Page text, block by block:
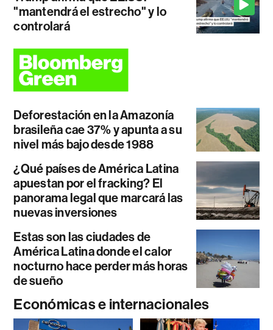
"mantendrá el estrecho" y lo
controlará
Deforestación en la Amazonía
brasileña cae 37% y apunta a su
nivel más bajo desde 1988
¿Qué países de América Latina
apuestan por el fracking? El
panorama legal que marcará las
nuevas inversiones
Estas son las ciudades de
América Latina donde el calor
nocturno hace perder más horas
de sueño
Económicas e internacionales